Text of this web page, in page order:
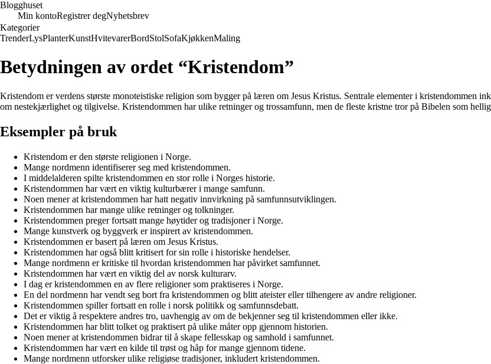
Blogghuset
Min kontoRegistrer degNyhetsbrev
Kategorier
TrenderLysPlanterKunstHvitevarerBordStolSofaKjøkkenMaling
Betydningen av ordet “Kristendom”
Kristendom er verdens største monoteistiske religion som bygger på læren om Jesus Kristus. Sentrale elementer i kristendommen
om nestekjærlighet og tilgivelse. Kristendommen har ulike retninger og trossamfunn, men de fleste kristne tror på Bibelen som
Eksempler på bruk
Kristendom er den største religionen i Norge.
Mange nordmenn identifiserer seg med kristendommen.
I middelalderen spilte kristendommen en stor rolle i Norges historie.
Kristendommen har vært en viktig kulturbærer i mange samfunn.
Noen mener at kristendommen har hatt negativ innvirkning på samfunnsutviklingen.
Kristendommen har mange ulike retninger og tolkninger.
Kristendommen preger fortsatt mange høytider og tradisjoner i Norge.
Mange kunstverk og byggverk er inspirert av kristendommen.
Kristendommen er basert på læren om Jesus Kristus.
Kristendommen har også blitt kritisert for sin rolle i historiske hendelser.
Mange nordmenn er kritiske til hvordan kristendommen har påvirket samfunnet.
Kristendommen har vært en viktig del av norsk kulturarv.
I dag er kristendommen en av flere religioner som praktiseres i Norge.
En del nordmenn har vendt seg bort fra kristendommen og blitt ateister eller tilhengere av andre religioner.
Kristendommen spiller fortsatt en rolle i norsk politikk og samfunnsdebatt.
Det er viktig å respektere andres tro, uavhengig av om de bekjenner seg til kristendommen eller ikke.
Kristendommen har blitt tolket og praktisert på ulike måter opp gjennom historien.
Noen mener at kristendommen bidrar til å skape fellesskap og samhold i samfunnet.
Kristendommen har vært en kilde til trøst og håp for mange gjennom tidene.
Mange nordmenn utforsker ulike religiøse tradisjoner, inkludert kristendommen.